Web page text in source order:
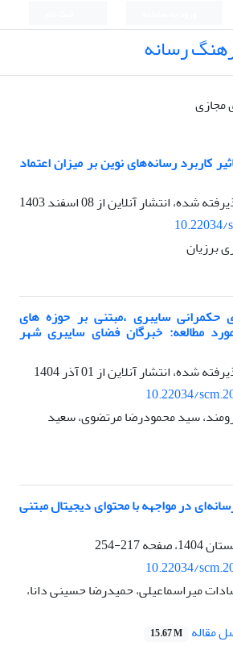
رسانه
مجازی
کاربرد رسانه‌های نوین بر میزان اعتماد
شده، انتشار آنلاین از08 اسفند 1403
10.22034/
برزیان
حکمرانی سایبری ،مبتنی بر حوزه های
مطالعه: خبرگان فضای سایبری شهر
شده، انتشار آنلاین از01 آذر 1404
10.22034/
سید محمودرضا مرتضوی، سعید
در مواجهه با محتوای دیجیتال مبتنی
217-254
10.22034/
میراسماعیلی، حمیدرضا حسینی دانا،
مقاله 15.67 M